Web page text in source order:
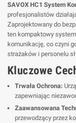
SAVOX HC1 System
profesjonalistów
Zaprojektowany do
ten kompaktowy
komunikację, co czyni
strażaków i personelu
Kluczowe
Trwała Ochrona:
zapewniając
Zaawansowana
przewodzący przez